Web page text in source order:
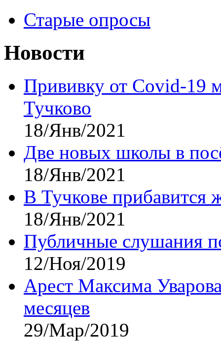
Старые опросы
Новости
Прививку от Covid-19
Тучково
18/Янв/2021
Две новых школы в
18/Янв/2021
В Тучкове прибавится
18/Янв/2021
Публичные слушания
12/Ноя/2019
Арест Максима
месяцев
29/Мар/2019